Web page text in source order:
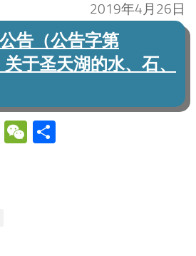
2019年4月26日
告（公告字第
于圣天湖的水、石、
SkypeWeChat